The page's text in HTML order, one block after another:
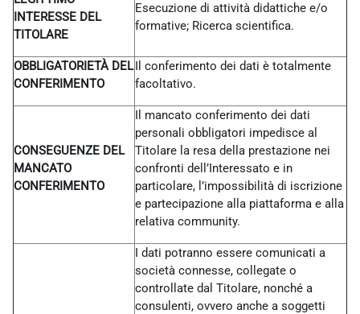
INTERESSE DEL
TITOLARE
Esecuzione di attività didattiche e/o
formative; Ricerca scientifica.
OBBLIGATORIETÀ DEL
CONFERIMENTO
Il conferimento dei dati è totalmente
facoltativo.
CONSEGUENZE DEL
MANCATO
CONFERIMENTO
Il mancato conferimento dei dati
personali obbligatori impedisce al
Titolare la resa della prestazione nei
confronti dell’Interessato e in
particolare, l’impossibilità di iscrizione
e partecipazione alla piattaforma e alla
relativa community.
I dati potranno essere comunicati a
società connesse, collegate o
controllate dal Titolare, nonché a
consulenti, ovvero anche a soggetti